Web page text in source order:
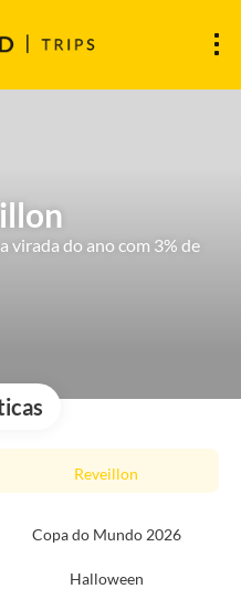
virada do ano com 3% de
Reveillon
Copa do Mundo 2026
Halloween